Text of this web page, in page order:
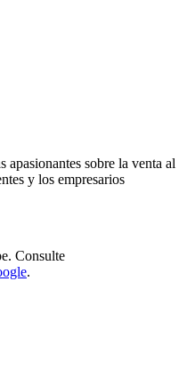
sobre la venta al
y los empresarios
Consulte
.